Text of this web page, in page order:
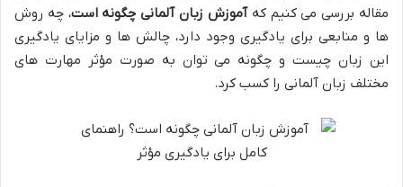
مقاله بررسی می کنیم کهآموزش زبان آلمانی چگونه است، چه روش
ها و منابعی برای یادگیری وجود دارد، چالش ها و مزایای یادگیری
این زبان چیست و چگونه می توان به صورت مؤثر مهارت های
مختلف زبان آلمانی را کسب کرد.